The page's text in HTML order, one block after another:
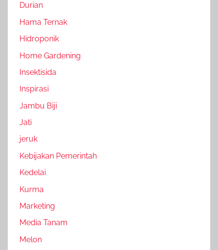
Durian
Hama Ternak
Hidroponik
Home Gardening
Insektisida
Inspirasi
Jambu Biji
Jati
jeruk
Kebijakan Pemerintah
Kedelai
Kurma
Marketing
Media Tanam
Melon